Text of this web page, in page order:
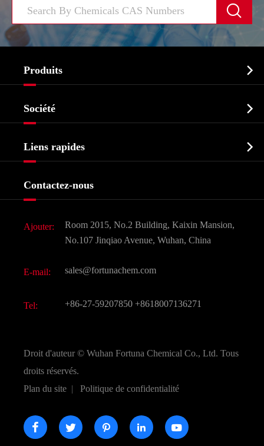

Produits 
Biochimique
Produits agrochimiques et intermédiaires
Ingrédients cosmétiques
Saveurs et parfums
CAS chimiques
Société 
Histoire de l'entreprise
Liens rapides 
Contactez-nous
Ajouter:
Room 2015, No.2 Building, Kaixin Mansion,
No.107 Jinqiao Avenue, Wuhan, China
E-mail: sales@fortunachem.com
Tel: +86-27-59207850 +8618007136271
Droit d'auteur © Wuhan Fortuna Chemical Co., Ltd. Tous
droits réservés.
Plan du site | Politique de confidentialité
    